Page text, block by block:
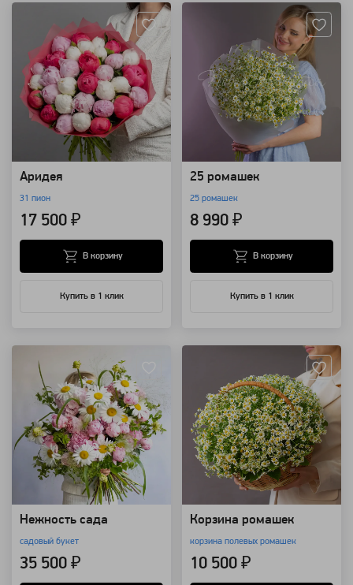
Аридея
31 пион
17 500 ₽
Купить в 1 клик
В корзину
25 ромашек
25 ромашек
8 990 ₽
Купить в 1 клик
В корзину
Нежность сада
садовый букет
35 500 ₽
Корзина ромашек
корзина полевых ромашек
10 500 ₽